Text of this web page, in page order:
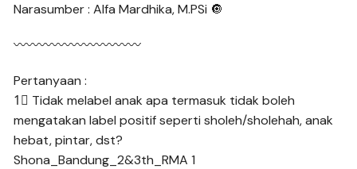
Narasumber : Alfa Mardhika, M.PSi 🔘
〰〰〰〰〰〰〰〰〰〰
Pertanyaan :
1⃣ Tidak melabel anak apa termasuk tidak boleh
mengatakan label positif seperti sholeh/sholehah, anak
hebat, pintar, dst?
Shona_Bandung_2&3th_RMA 1